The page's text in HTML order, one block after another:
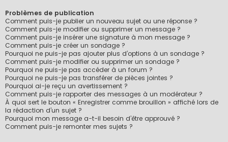
Problèmes de publication
Comment puis-je publier un nouveau sujet ou une réponse ?
Comment puis-je modifier ou supprimer un message ?
Comment puis-je insérer une signature à mon message ?
Comment puis-je créer un sondage ?
Pourquoi ne puis-je pas ajouter plus d’options à un sondage ?
Comment puis-je modifier ou supprimer un sondage ?
Pourquoi ne puis-je pas accéder à un forum ?
Pourquoi ne puis-je pas transférer de pièces jointes ?
Pourquoi ai-je reçu un avertissement ?
Comment puis-je rapporter des messages à un modérateur ?
À quoi sert le bouton « Enregistrer comme brouillon » affiché lors de
la rédaction d’un sujet ?
Pourquoi mon message a-t-il besoin d’être approuvé ?
Comment puis-je remonter mes sujets ?